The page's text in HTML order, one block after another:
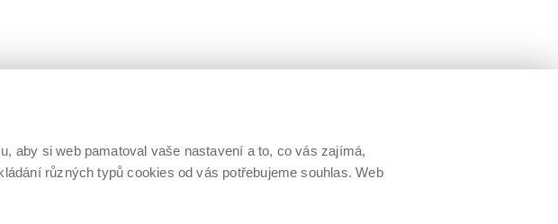
aby si web pamatoval vaše nastavení a to, co vás zajímá,
různých typů cookies od vás potřebujeme souhlas. Web